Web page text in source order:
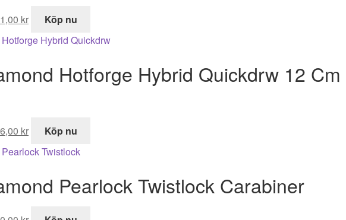
kr.
kr
nuvarande
priset
141,00 kr.
Köp nu
Hotforge Hybrid Quickdrw 12 Cm
kr.
kr
nuvarande
priset
196,00 kr.
Köp nu
Pearlock Twistlock Carabiner